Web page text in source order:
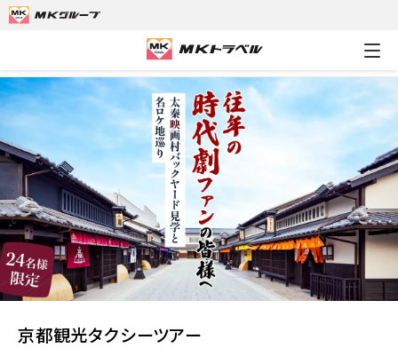
京都観光タクシーツアー 【24名様限定】往
京都観光タクシーツアー